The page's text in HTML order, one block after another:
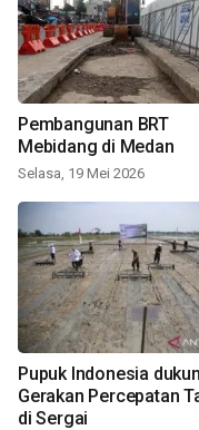
Pembangunan BRT
Mebidang di Medan
Selasa, 19 Mei 2026
Pupuk Indonesia
Gerakan Percepatan
di Sergai